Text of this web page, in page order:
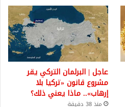
عاجل | البرلمان التركي يقر
مشروع قانون «تركيا بلا
إرهاب».. ماذا يعني ذلك؟
منذ 38 دقيقة